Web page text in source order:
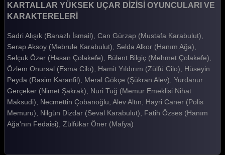
KARTALLAR YÜKSEK UÇAR DİZİSİ OYUNCULARI VE
KARAKTERELERİ
Sadri Alışık (Banazlı İsmail), Can Gürzap (Mustafa Karabulut),
Serap Aksoy (Mebrule Karabulut), Selda Alkor (Hanım Ağa),
Selçuk Özer (Hasan Çolakefe), Bülent Bilgiç (Mehmet Çolakefe),
Özlem Onursal (Esma Cilo), Hamit Yıldırım (Zülfü Cilo), Hüseyin
Peyda (Rasim Karanfil), Meral Gökçe (Şükran Alev), Yurdanur
Gerçeker (Nimet Şakrak), Nuri Tuğ (Memur Emeklisi Nihat
Maksudi), Necmettin Çobanoğlu, Alev Altın, Hayri Caner (Polis
Memuru), Nilgün Dizdar (Seval Karabulut), Fatih Özses (Hanım
Ağa'nın Fedaisi), Zülfükar Öner (Mafya)